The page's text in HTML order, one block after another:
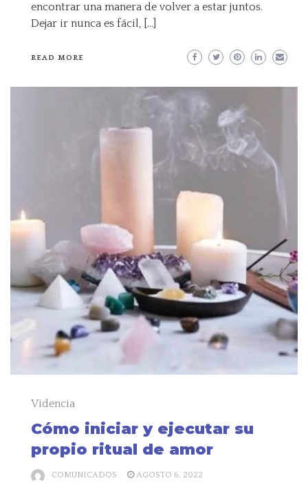
encontrar una manera de volver a estar juntos.
Dejar ir nunca es fácil, […]
READ MORE
Videncia
Cómo iniciar y ejecutar su
propio ritual de amor
COMUNICADOS AGOSTO 6, 2022